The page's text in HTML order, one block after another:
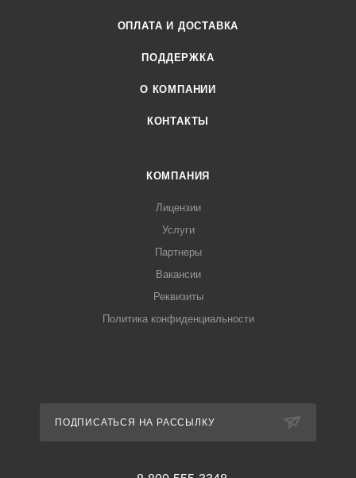
ОПЛАТА И ДОСТАВКА
ПОДДЕРЖКА
О КОМПАНИИ
КОНТАКТЫ
КОМПАНИЯ
Лицензии
Услуги
Партнеры
Вакансии
Реквизиты
Политика конфиденциальности
ПОДПИСАТЬСЯ НА РАССЫЛКУ